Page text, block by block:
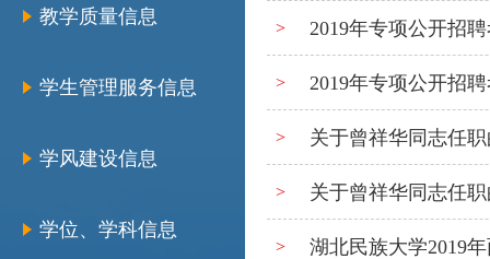
教学质量信息
学生管理服务信息
学风建设信息
学位、学科信息
> 2019年专项公开招
> 2019年专项公开招
> 关于曾祥华同志任
> 关于曾祥华同志任
> 湖北民族大学2019